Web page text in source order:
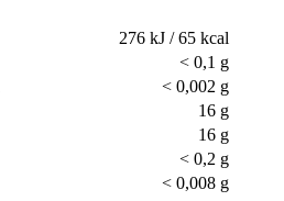
276 kJ / 65 kcal
< 0,1 g
< 0,002 g
16 g
16 g
< 0,2 g
< 0,008 g